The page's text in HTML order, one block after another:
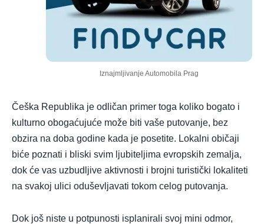
Iznajmljivanje Automobila Prag
Češka Republika je odličan primer toga koliko bogato i
kulturno obogaćujuće može biti vaše putovanje, bez
obzira na doba godine kada je posetite. Lokalni običaji
biće poznati i bliski svim ljubiteljima evropskih zemalja,
dok će vas uzbudljive aktivnosti i brojni turistički lokaliteti
na svakoj ulici oduševljavati tokom celog putovanja.
Dok još niste u potpunosti isplanirali svoj mini odmor,